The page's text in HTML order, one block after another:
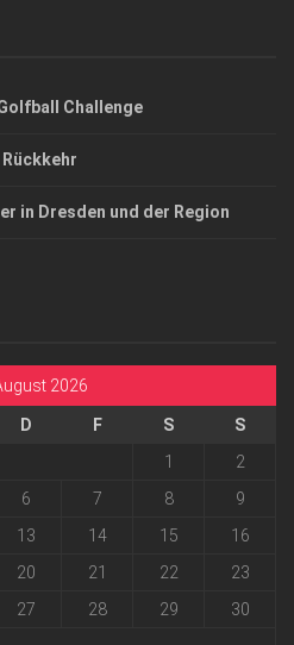
Challenge
in Dresden und der Region
2026
D F S
S
1
2
6 7 8
9
13 14 15
16
20 21 22
23
27 28 29
30